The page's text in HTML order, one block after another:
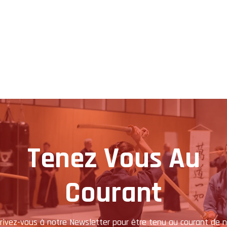
Tenez Vous Au
Courant
vous à notre Newsletter pour être tenu au courant de